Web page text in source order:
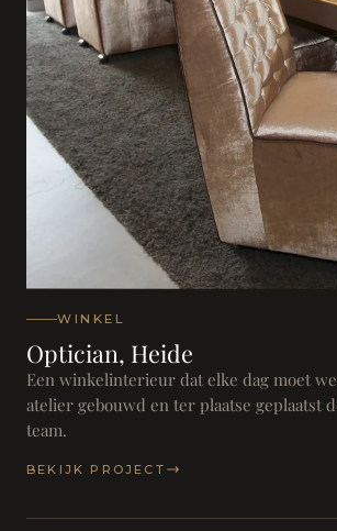
WINKEL
Optician, Heide
Een winkelinterieur dat elke dag moet
atelier gebouwd en ter plaatse geplaatst
team.
BEKIJK PROJECT